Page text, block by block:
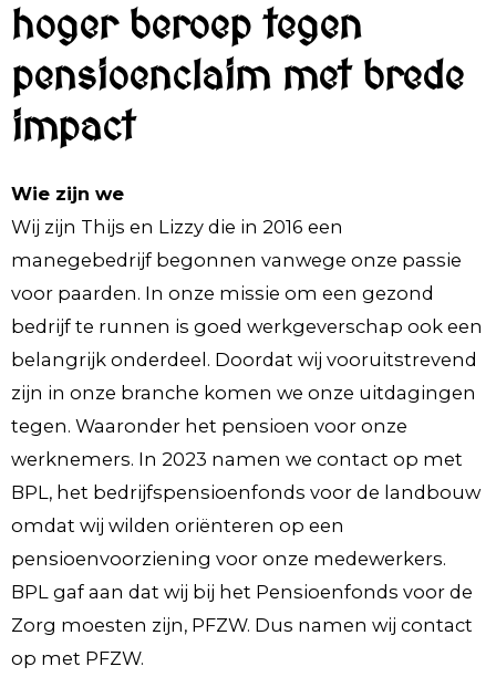
hoger beroep tegen
pensioenclaim met brede
impact
Wie zijn we
Wij zijn Thijs en Lizzy die in 2016 een
manegebedrijf begonnen vanwege onze passie
voor paarden. In onze missie om een gezond
bedrijf te runnen is goed werkgeverschap ook een
belangrijk onderdeel. Doordat wij vooruitstrevend
zijn in onze branche komen we onze uitdagingen
tegen. Waaronder het pensioen voor onze
werknemers. In 2023 namen we contact op met
BPL, het bedrijfspensioenfonds voor de landbouw
omdat wij wilden oriënteren op een
pensioenvoorziening voor onze medewerkers.
BPL gaf aan dat wij bij het Pensioenfonds voor de
Zorg moesten zijn, PFZW. Dus namen wij contact
op met PFZW.